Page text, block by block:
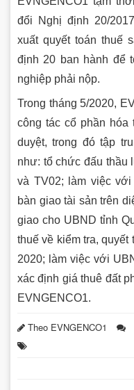
đổi Nghị định 20/
xuất quyết toán thuế
định 20 ban hành để
nghiệp phải nộp.
Trong tháng 5/2020,
công tác cổ phần
duyệt, trong đó tập
như: tổ chức đấu thầu
và TV02; làm việc
bàn giao tài sản trên
giao cho UBND tỉnh
thuế về kiểm tra, quyết
2020; làm việc với
xác định giá thuê đất
EVNGENCO1.
Theo EVNGENCO1